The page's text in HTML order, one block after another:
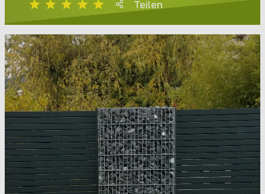
Teilen